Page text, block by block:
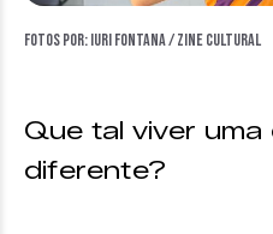
Fotos por: Iuri Fontana / Zine Cultural
Que tal viver uma
diferente?